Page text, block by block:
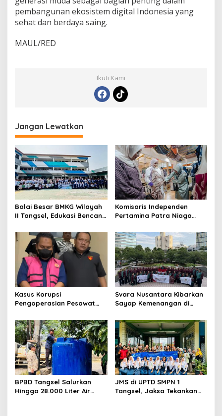
pembangunan ekosistem digital Indonesia yang
sehat dan berdaya saing.
MAUL/RED
Ikuti Kami
Jangan Lewatkan
Balai Besar BMKG Wilayah
II Tangsel, Edukasi Bencana
kepada pelajar UPTD SMPN
23
Komisaris Independen
Pertamina Patra Niaga
Mitra Binaan dengan
Sentuhan Kemanusiaan dan
Keberlanjutan
Kasus Korupsi
Pengoperasian Pesawat
Development Ditetapkan
Tersangka
Svara Nusantara Kibarkan
Sayap Kemenangan di
BPBD Tangsel Salurkan
Hingga 28.000 Liter Air
JMS di UPTD SMPN 1
Tangsel, Jaksa Tekankan